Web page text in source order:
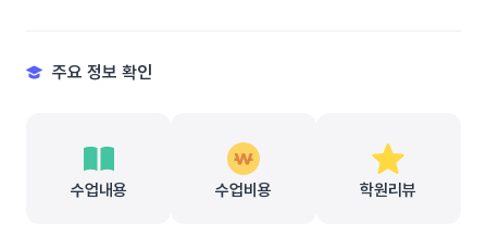
주요 정보 확인
수업내용 수업비용 학원리뷰